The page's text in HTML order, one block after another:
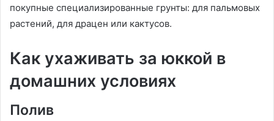
покупные специализированные грунты: для пальмовых
растений, для драцен или кактусов.
Как ухаживать за юккой в
домашних условиях
Полив